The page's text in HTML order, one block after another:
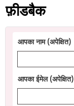
फ़ीडबैक
आपका नाम (अपेक्षित)
आपका ईमेल (अपेक्षित)